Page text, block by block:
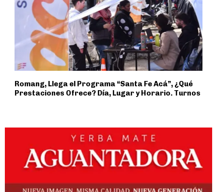
Romang, Llega el Programa “Santa Fe Acá”, ¿Qué
Prestaciones Ofrece? Día, Lugar y Horario. Turnos